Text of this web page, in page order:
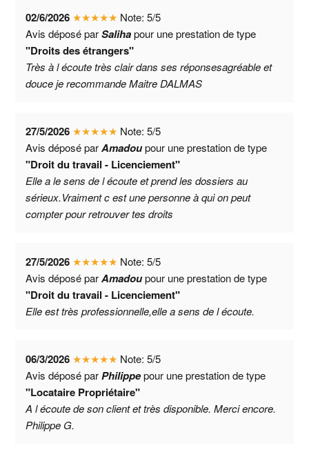
02/6/2026 ★★★★★ Note:5/5
Avis déposé parSalihapour une prestation de type
"Droits des étrangers"
Très à l écoute très clair dans ses réponsesagréable et
douce je recommande Maitre DALMAS
27/5/2026 ★★★★★ Note:5/5
Avis déposé parAmadoupour une prestation de type
"Droit du travail - Licenciement"
Elle a le sens de l écoute et prend les dossiers au
sérieux.Vraiment c est une personne à qui on peut
compter pour retrouver tes droits
27/5/2026 ★★★★★ Note:5/5
Avis déposé parAmadoupour une prestation de type
"Droit du travail - Licenciement"
Elle est très professionnelle,elle a sens de l écoute.
06/3/2026 ★★★★★ Note:5/5
Avis déposé parPhilippepour une prestation de type
"Locataire Propriétaire"
A l écoute de son client et très disponible. Merci encore.
Philippe G.